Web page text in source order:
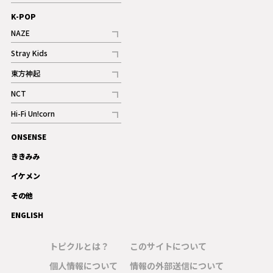
記事
K-POP
NAZE
記事
Stray Kids
記事
東方神起
記事
NCT
記事
Hi-Fi Un!corn
記事
ギャラリー
ONSENSE
ききみみ
イケメン
その他
ENGLISH
トピクルとは？
個人情報について
このサイトについて
情報の外部送信について